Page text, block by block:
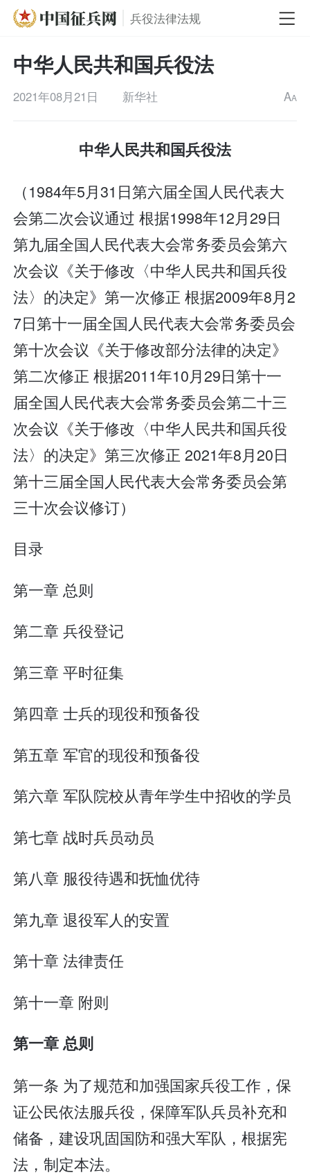
兵役法律法规
中华人民共和国兵役法
2021年08月21日 新华社 AA
中华人民共和国兵役法
（1984年5月31日第六届全国人民代表大
会第二次会议通过 根据1998年12月29日
第九届全国人民代表大会常务委员会第六
次会议《关于修改〈中华人民共和国兵役
法〉的决定》第一次修正 根据2009年8月2
7日第十一届全国人民代表大会常务委员会
第十次会议《关于修改部分法律的决定》
第二次修正 根据2011年10月29日第十一
届全国人民代表大会常务委员会第二十三
次会议《关于修改〈中华人民共和国兵役
法〉的决定》第三次修正 2021年8月20日
第十三届全国人民代表大会常务委员会第
三十次会议修订）
目录
第一章 总则
第二章 兵役登记
第三章 平时征集
第四章 士兵的现役和预备役
第五章 军官的现役和预备役
第六章 军队院校从青年学生中招收的学员
第七章 战时兵员动员
第八章 服役待遇和抚恤优待
第九章 退役军人的安置
第十章 法律责任
第十一章 附则
第一章 总则
第一条 为了规范和加强国家兵役工作，保
证公民依法服兵役，保障军队兵员补充和
储备，建设巩固国防和强大军队，根据宪
法，制定本法。